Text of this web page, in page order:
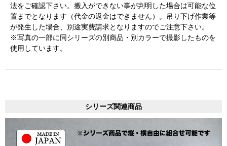
法をご確認下さい。搬入ができない事が判明した場合は可能な位
置までとなります（代金の返金はできません）。吊り下げ作業等
が発生した場合、別途実費請求となりますのでご注意下さい。
※写真の一部に同シリーズの別商品・別カラーで撮影したものを
使用しています。
シリーズ関連商品